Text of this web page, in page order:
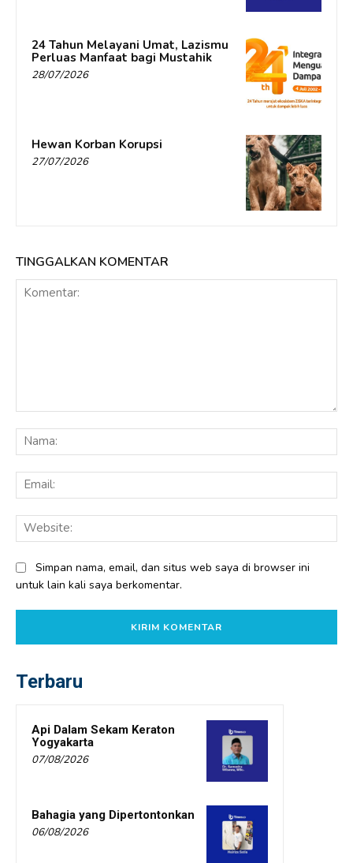
24 Tahun Melayani Umat, Lazismu
Perluas Manfaat bagi Mustahik
28/07/2026
Hewan Korban Korupsi
27/07/2026
TINGGALKAN KOMENTAR
Simpan nama, email, dan situs web saya di browser ini
untuk lain kali saya berkomentar.
Terbaru
Api Dalam Sekam Keraton
Yogyakarta
07/08/2026
Bahagia yang Dipertontonkan
06/08/2026